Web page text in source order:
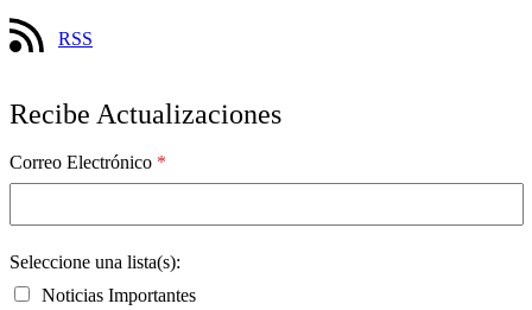
RSS
Recibe Actualizaciones
Correo Electrónico *
Seleccione una lista(s):
Noticias Importantes